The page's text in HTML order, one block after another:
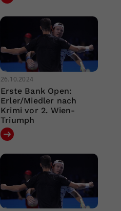
26.10.2024
Erste Bank Open:
Erler/Miedler nach
Krimi vor 2. Wien-
Triumph